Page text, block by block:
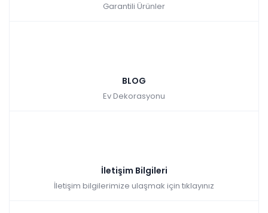
Garantili Ürünler
BLOG
Ev Dekorasyonu
İletişim Bilgileri
İletişim bilgilerimize ulaşmak için tıklayınız